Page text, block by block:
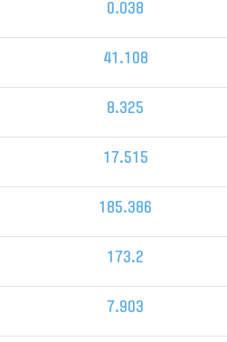
0.038
41.108
8.325
17.515
185.386
173.2
7.903